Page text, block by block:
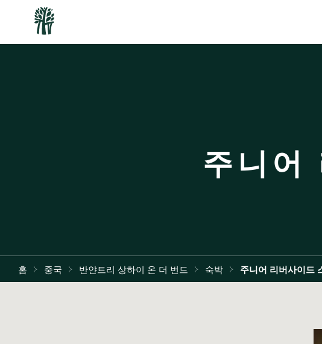
주니어
홈 중국 반얀트리 상하이 온 더 번드 숙박 주니어 리버사이드